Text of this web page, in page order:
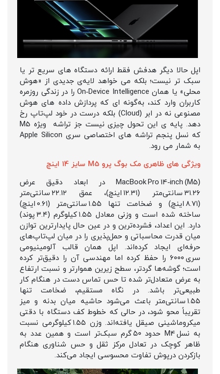
اپل حالا دیگر هدفش فقط ارائه‌ دستگاه‌ های سریع‌ تر یا
سبک‌ تر نیست؛ بلکه می‌ خواهد لایه‌ی جدیدی از «هوش
محلی» یا همان On‑Device Intelligence را در زندگی روزمره‌
کاربران وارد کند، به‌گونه‌ ای که پردازش داده‌ های هوش
مصنوعی نه در ابر (Cloud) بلکه درست در خود لپ‌تاپ رخ
دهد. پایه‌ ی این تحول چیزی نیست جز تراشه‌ ویژه‌ M5
که نسل پنجم تراشه‌ های اختصاصی سری Apple Silicon
به شمار می‌ رود.
ویژگی های ظاهری مک بوگ پرو M5 سایز 14 اینچ
MacBook Pro 14‑inch (M5) در ابعاد دقیق عرض
۳۱.۲۶ سانتی‌متر (۱۲.۳۱ اینچ)، عمق ۲۲.۱۲ سانتی‌متر
(۸.۷۱ اینچ) و ضخامت تنها ۱.۵۵ سانتی‌متر (۰.۶۱ اینچ)
ساخته شده است و وزنی معادل ۱.۵۵ کیلوگرم (۳.۴ پوند)
دارد. این اعداد، فشرده‌ترین و در عین حال پایدارترین توازن
میان قدرت محاسباتی و حمل‌پذیری را در میان لپ‌تاپ‌های
حرفه‌ای ایجاد کرده‌اند. اپل همان قالب آلومینیومی
سری ۶۰۰۰ را حفظ کرده اما مهندسی آن را دقیق‌تر کرده
است؛ گوشه‌ها گردتر، سطح زیرین هموارتر و نسبت ارتفاع
به عرض متعادل‌تر شده تا حس تماس دست در هنگام کار
طبیعی‌تر باشد. در نگاه مستقیم، ضخامت تنها
۱.۵۵ سانتی‌متر باعث می‌شود حاشیه میان بدنه و میز
تقریباً محو شود، در حالی که خطوط کف دستگاه با دقتی
میکروماشینی صیقل یافته‌اند. وزن ۱.۵۵ کیلوگرمی نسبت
به نسل M4 حدود ۵۰ گرم سبک‌تر است و همین عدد به‌
ظاهر کوچک در تعادل مرکز ثقل و حس شناوری هنگام
بازکردن درپوش تفاوت محسوسی ایجاد می‌کند.